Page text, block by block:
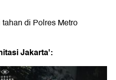
di Polres Metro
Jakarta':